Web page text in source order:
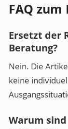
FAQ
Ersetzt der
Beratung?
Nein. Die
keine
Warum